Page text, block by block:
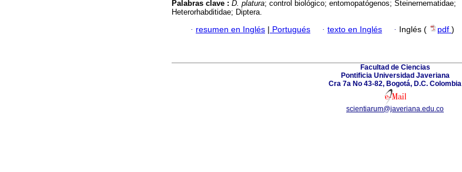
Palabras clave : D. platura; control biológico; entomopatógenos; Steinernematidae;
Heterorhabditidae; Diptera.
· resumen en Inglés Portugués · texto en Inglés · Inglés ( pdf )
Facultad de Ciencias
Pontificia Universidad Javeriana
Cra 7a No 43-82, Bogotá, D.C. Colombia
scientiarum@javeriana.edu.co